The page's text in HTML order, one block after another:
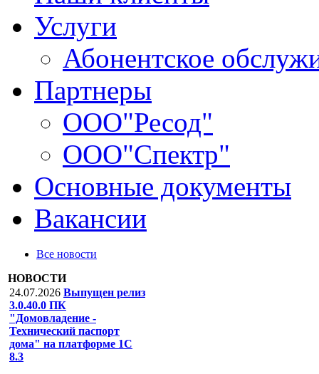
Услуги
Абонентское
Партнеры
ООО"Ресод"
ООО"Спектр"
Основные документы
Вакансии
Все новости
НОВОСТИ
24.07.2026 Выпущен релиз
3.0.40.0 ПК
"Домовладение -
Технический паспорт
дома" на платформе 1С
8.3